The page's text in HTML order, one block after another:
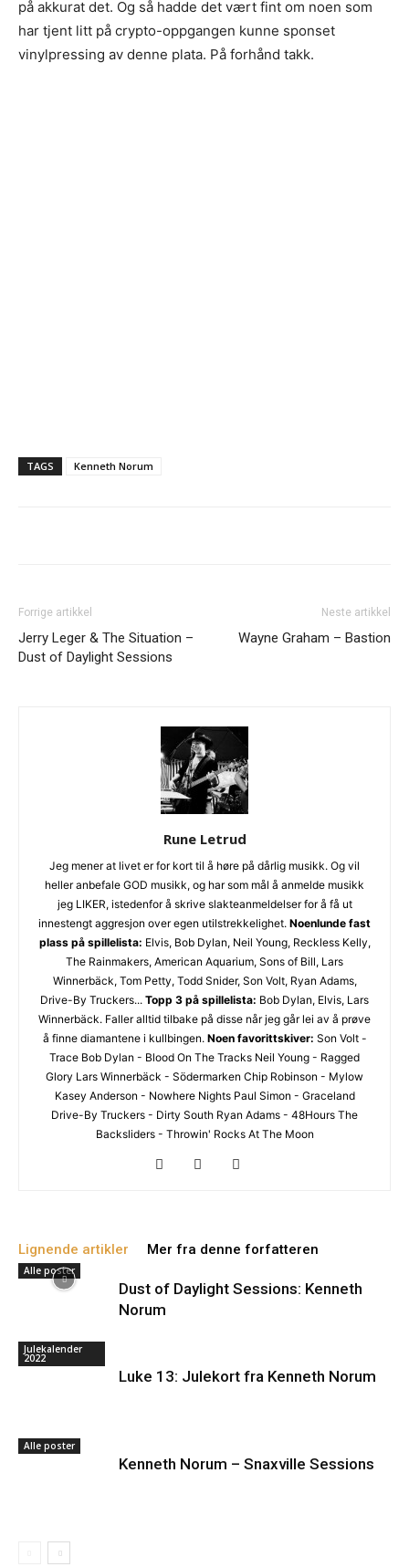
på akkurat det. Og så hadde det vært fint om noen som
har tjent litt på crypto-oppgangen kunne sponset
vinylpressing av denne plata. På forhånd takk.
TAGS Kenneth Norum
Forrige artikkel
Jerry Leger & The Situation –
Dust of Daylight Sessions
Neste artikkel
Wayne Graham – Bastion
Rune Letrud
Jeg mener at livet er for kort til å høre på dårlig musikk. Og vil
heller anbefale GOD musikk, og har som mål å anmelde musikk
jeg LIKER, istedenfor å skrive slakteanmeldelser for å få ut
innestengt aggresjon over egen utilstrekkelighet. Noenlunde fast
plass på spillelista: Elvis, Bob Dylan, Neil Young, Reckless Kelly,
The Rainmakers, American Aquarium, Sons of Bill, Lars
Winnerbäck, Tom Petty, Todd Snider, Son Volt, Ryan Adams,
Drive-By Truckers... Topp 3 på spillelista: Bob Dylan, Elvis, Lars
Winnerbäck. Faller alltid tilbake på disse når jeg går lei av å prøve
å finne diamantene i kullbingen. Noen favorittskiver: Son Volt -
Trace Bob Dylan - Blood On The Tracks Neil Young - Ragged
Glory Lars Winnerbäck - Södermarken Chip Robinson - Mylow
Kasey Anderson - Nowhere Nights Paul Simon - Graceland
Drive-By Truckers - Dirty South Ryan Adams - 48Hours The
Backsliders - Throwin' Rocks At The Moon
Lignende artikler Mer fra denne forfatteren
Alle poster
Dust of Daylight Sessions: Kenneth
Norum
Julekalender
2022
Luke 13: Julekort fra Kenneth Norum
Alle poster
Kenneth Norum – Snaxville Sessions